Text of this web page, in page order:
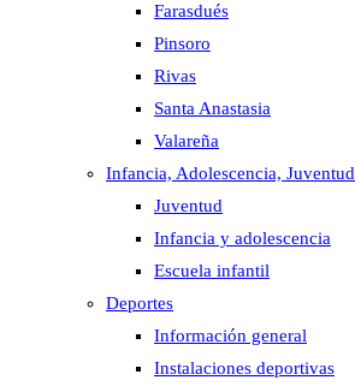
Farasdués
Pinsoro
Rivas
Santa Anastasia
Valareña
Infancia, Adolescencia, Juventud
Juventud
Infancia y adolescencia
Escuela infantil
Deportes
Información general
Instalaciones deportivas